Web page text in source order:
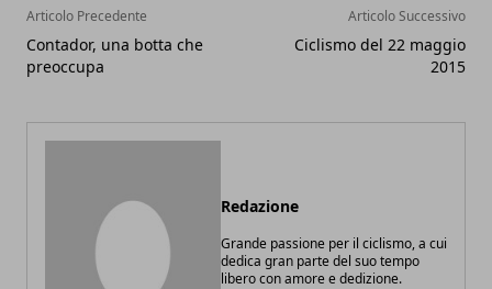
Articolo Precedente
Contador, una botta che
preoccupa
Articolo Successivo
Ciclismo del 22 maggio
2015
Redazione
Grande passione per il ciclismo, a cui
dedica gran parte del suo tempo
libero con amore e dedizione.